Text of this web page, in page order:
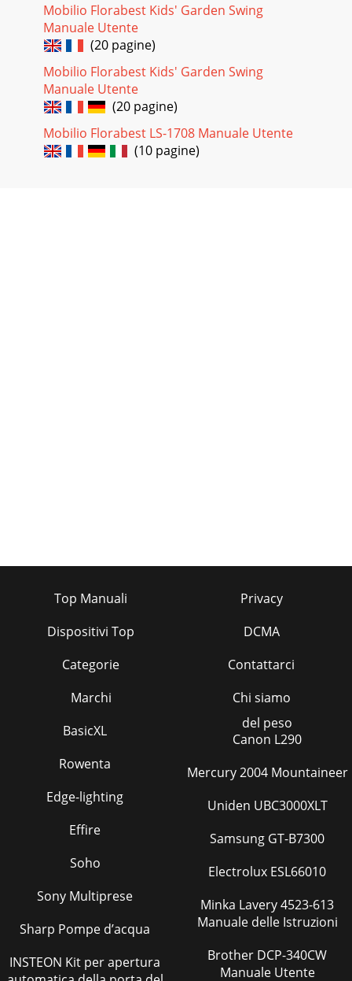
Mobilio Florabest Kids' Garden Swing
Manuale Utente
(20 pagine)
Mobilio Florabest Kids' Garden Swing
Manuale Utente
(20 pagine)
Mobilio Florabest LS-1708 Manuale Utente
(10 pagine)
Top Manuali
Dispositivi Top
Categorie
Marchi
Privacy
DCMA
Contattarci
Chi siamo
BasicXL
Rowenta
Edge-lighting
Effire
Soho
Sony Multiprese
Sharp Pompe d’acqua
INSTEON Kit per apertura
del peso
Canon L290
Mercury 2004 Mountaineer
Uniden UBC3000XLT
Samsung GT-B7300
Electrolux ESL66010
Minka Lavery 4523-613
Manuale delle Istruzioni
Brother DCP-340CW
Manuale Utente